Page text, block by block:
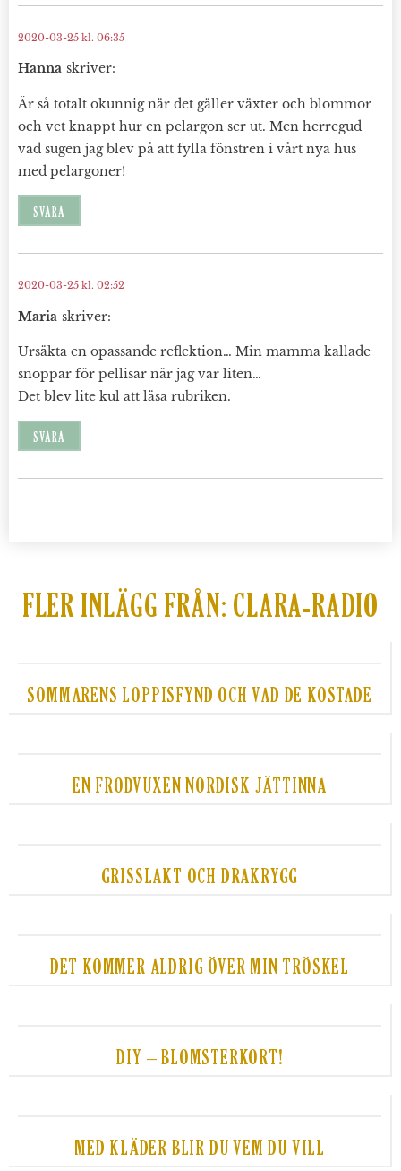
Hanna skriver:
2020-03-25 kl. 06:35
Är så totalt okunnig när det gäller växter och blommor
och vet knappt hur en pelargon ser ut. Men herregud
vad sugen jag blev på att fylla fönstren i vårt nya hus
med pelargoner!
SVARA
Maria skriver:
2020-03-25 kl. 02:52
Ursäkta en opassande reflektion… Min mamma kallade
snoppar för pellisar när jag var liten…
Det blev lite kul att läsa rubriken.
SVARA
FLER INLÄGG FRÅN:CLARA-RADIO
SOMMARENS LOPPISFYND OCH VAD DE KOSTADE
EN FRODVUXEN NORDISK JÄTTINNA
GRISSLAKT OCH DRAKRYGG
DET KOMMER ALDRIG ÖVER MIN TRÖSKEL
DIY – BLOMSTERKORT!
MED KLÄDER BLIR DU VEM DU VILL